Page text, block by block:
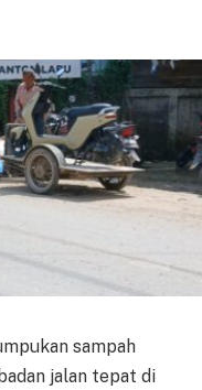
sampah
jalan tepat di